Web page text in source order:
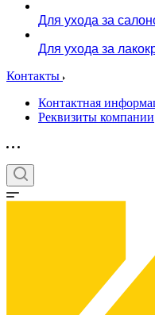
Для ухода за
Для ухода за
Контакты
Контактная
Реквизиты компании